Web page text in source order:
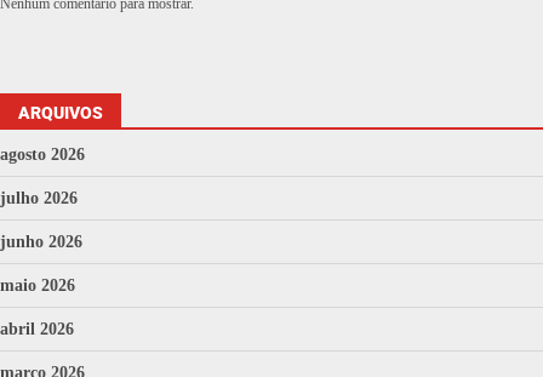
Nenhum comentário para mostrar.
ARQUIVOS
agosto 2026
julho 2026
junho 2026
maio 2026
abril 2026
março 2026